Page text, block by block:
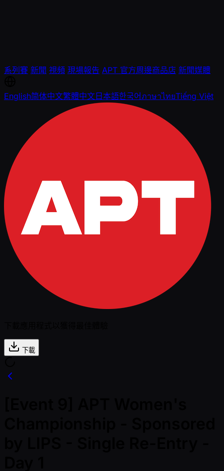
系列賽 新聞 視頻 現場報告 APT 官方周邊商品店 新聞媒體
English简体中文繁體中文日本語한국어ภาษาไทยTiếng Việt
下載